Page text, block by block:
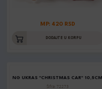
MP: 420 RSD
DODAJTE U KORPU
NG UKRAS "CHRISTMAS CAR" 10,5CM
Šifra: 72273